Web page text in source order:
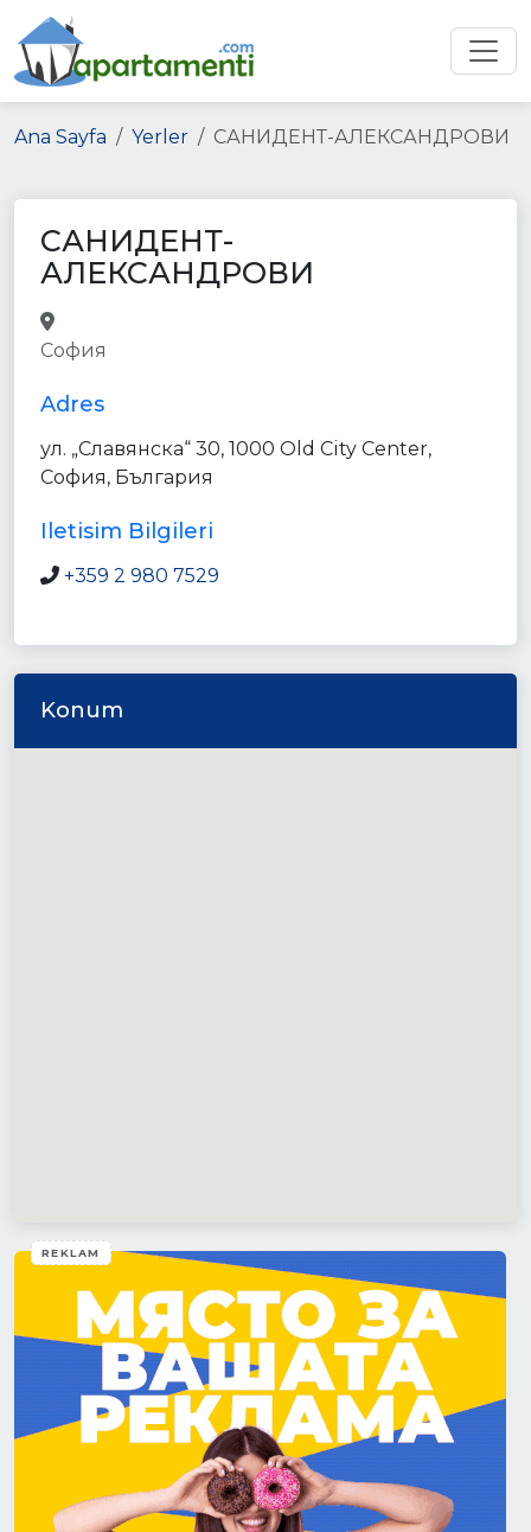
Ana Sayfa Yerler САНИДЕНТ-АЛЕКСАНДРОВИ
САНИДЕНТ-
АЛЕКСАНДРОВИ
София
Adres
ул. „Славянска“ 30, 1000 Old City Center,
София, България
Iletisim Bilgileri
+359 2 980 7529
Konum
REKLAM